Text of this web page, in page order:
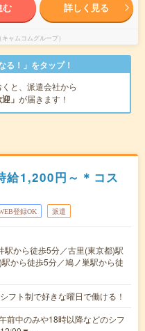
む 詳しく見る
ャムコムグループ）
！」をタップ！
と、派遣会社から
」 が届きます！
給1,200円～＊コス
登録OK 派遣
駅から徒歩5分／古里(東京都)駅
から徒歩5分／鳩ノ巣駅から徒
フト制で好きな曜日で働ける！
前中のみや18時以降などのシフ